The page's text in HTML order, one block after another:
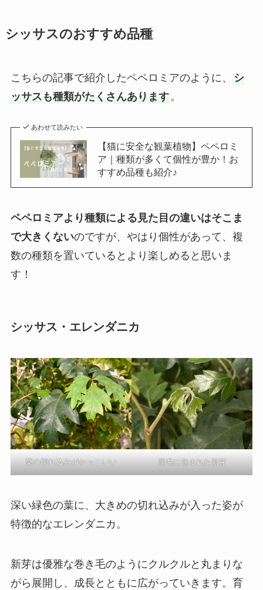
シッサスのおすすめ品種
こちらの記事で紹介したペペロミアのように、 シ
ッサスも種類がたくさんあります。
あわせて読みたい
【猫に安全な観葉植物】ペペロミ
ア｜種類が多くて個性が豊か！お
すすめ品種も紹介♪
ペペロミアより種類による見た目の違いはそこま
で大きくないのですが、やはり個性があって、複
数の種類を置いているとより楽しめると思いま
す！
シッサス・エレンダニカ
葉の切れ込みがかっこいい 産毛に包まれた新芽
深い緑色の葉に、大きめの切れ込みが入った姿が
特徴的なエレンダニカ。
新芽は優雅な巻き毛のようにクルクルと丸まりな
がら展開し、成長とともに広がっていきます。育